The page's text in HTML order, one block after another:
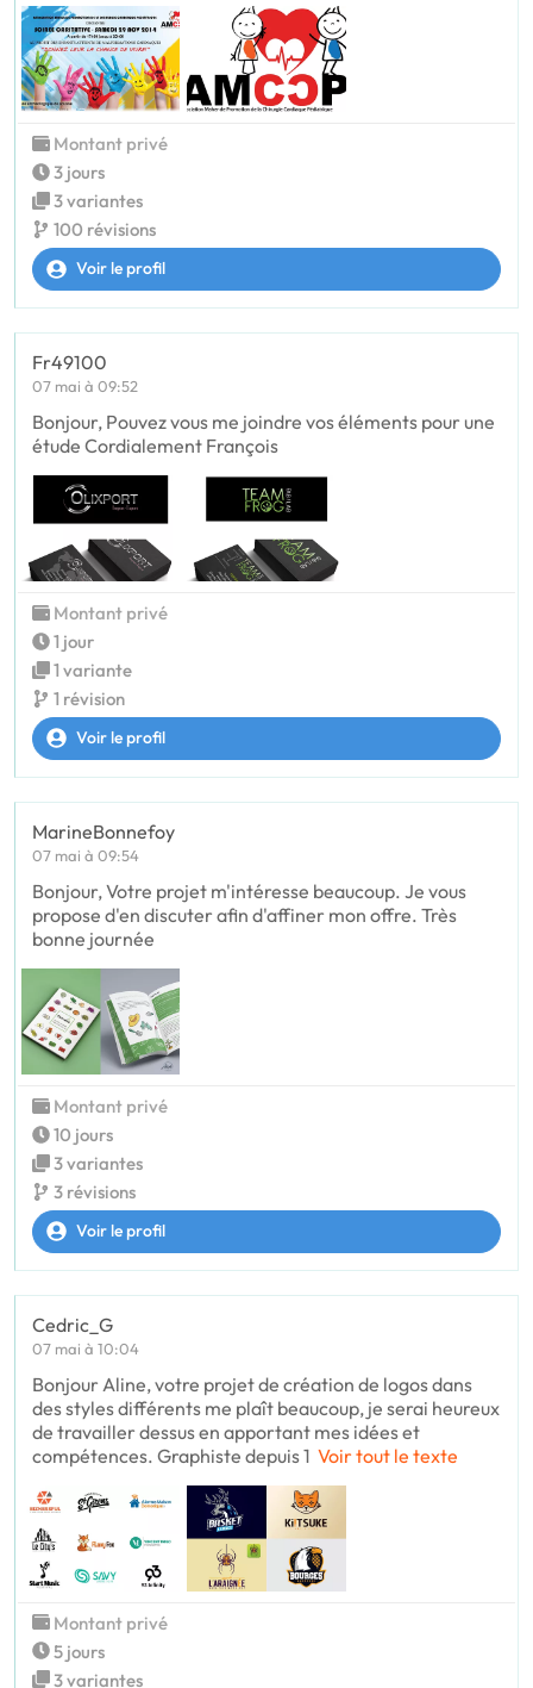
Montant privé
3 jours
3 variantes
100 révisions
Voir le profil
Fr49100
07 mai à 09:52
Bonjour, Pouvez vous me joindre vos éléments pour une
étude Cordialement François
Montant privé
1 jour
1 variante
1 révision
Voir le profil
MarineBonnefoy
07 mai à 09:54
Bonjour, Votre projet m'intéresse beaucoup. Je vous
propose d'en discuter afin d'affiner mon offre. Très
bonne journée
Montant privé
10 jours
3 variantes
3 révisions
Voir le profil
Cedric_G
07 mai à 10:04
Bonjour Aline, votre projet de création de logos dans
des styles différents me plaît beaucoup, je serai heureux
de travailler dessus en apportant mes idées et
compétences. Graphiste depuis 1 Voir tout le texte
Montant privé
5 jours
3 variantes